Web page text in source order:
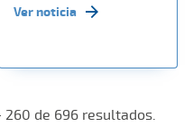
Ver noticia
de 696 resultados.